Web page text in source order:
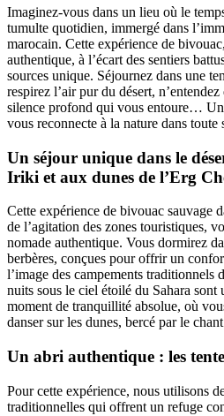
Imaginez-vous dans un lieu où le
tumulte quotidien, immergé dans
marocain. Cette expérience de
authentique, à l’écart des sentiers
sources unique. Séjournez dans une
respirez l’air pur du désert,
silence profond qui vous entoure…
vous reconnecte à la nature dans toute
Un séjour unique dans le
Iriki et aux dunes de l’Erg
Cette expérience de bivouac sauvage
de l’agitation des zones touristiques,
nomade authentique. Vous dormirez
berbères, conçues pour offrir un
l’image des campements traditionnels
nuits sous le ciel étoilé du Sahara sont
moment de tranquillité absolue, où
danser sur les dunes, bercé par le
Un abri authentique : les
Pour cette expérience, nous utilisons
traditionnelles qui offrent un refuge